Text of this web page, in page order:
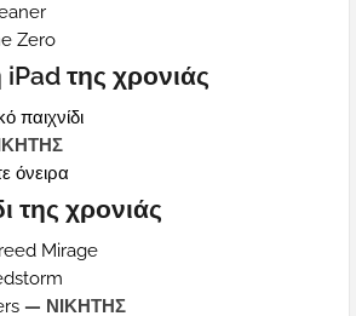
Zero
της χρονιάς
παιχνίδι
όνειρα
της χρονιάς
Mirage
— ΝΙΚΗΤΗΣ